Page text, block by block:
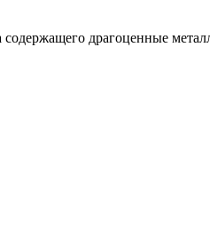
содержащего драгоценные